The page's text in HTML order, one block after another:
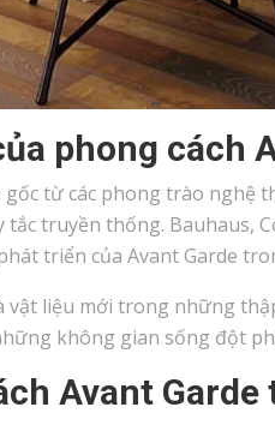
phong cách
từ các phong trào nghệ
tắc truyền thống. Bauhaus,
triển của Avant Garde
liệu mới trong những
không gian sống đột
Avant